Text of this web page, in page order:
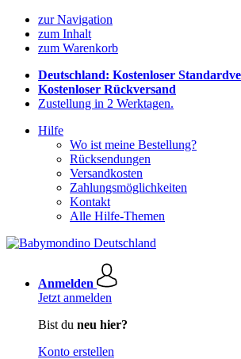
zur Navigation
zum Inhalt
zum Warenkorb
Deutschland: Kostenloser
Kostenloser Rückversand
Zustellung in 2 Werktagen.
Hilfe
Wo ist meine Bestellung?
Rücksendungen
Versandkosten
Zahlungsmöglichkeiten
Kontakt
Alle Hilfe-Themen
Anmelden
Jetzt anmelden
Bist du neu hier?
Konto erstellen